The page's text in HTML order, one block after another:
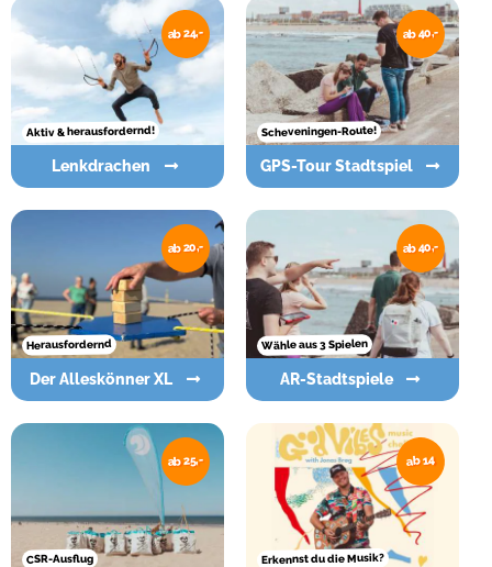
ab 24,-
Aktiv & herausfordernd!
Lenkdrachen
ab 40,-
Scheveningen-Route!
GPS-Tour Stadtspiel
ab 20,-
Herausfordernd
Der Alleskönner XL
ab 40,-
Wähle aus 3 Spielen
AR-Stadtspiele
ab 25,-
CSR-Ausflug
ab 14
Erkennst du die Musik?